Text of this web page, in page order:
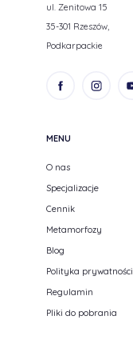
ul. Zenitowa 15
35-301 Rzeszów,
Podkarpackie
MENU
O nas
Specjalizacje
Cennik
Metamorfozy
Blog
Polityka prywatności
Regulamin
Pliki do pobrania